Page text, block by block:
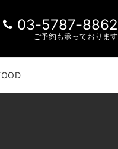
03-5787-8862
ご予約も承っております